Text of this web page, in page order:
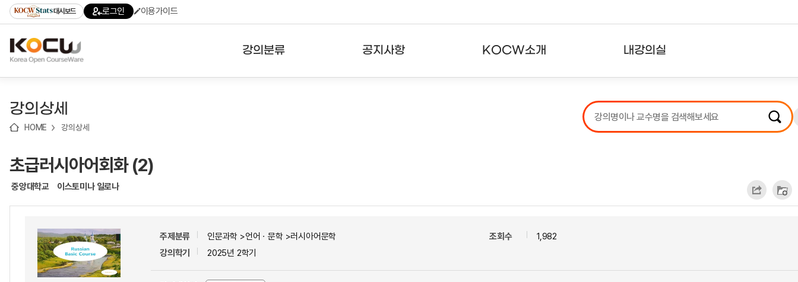
기
기
기
content)
가
대시보드 로그인 이용가이드
강의분류 공지사항 KOCW소개 내강의실
강의리스트
수강확인증강의
강의상세
HOME 강의상세
초급러시아어회화 (2)
중앙대학교 이스토미나 일로나
주제분류
인문과학 >언어ㆍ문학 >러시아어문학
강의학기
2025년 2학기
조회수 1,982